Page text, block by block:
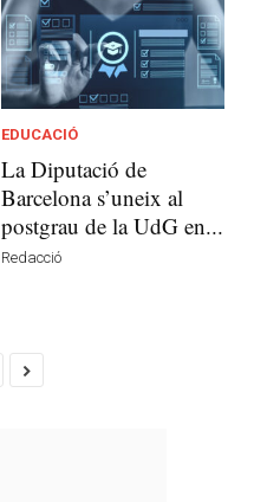
EDUCACIÓ
La Diputació de
Barcelona s’uneix al
postgrau de la UdG en...
Redacció